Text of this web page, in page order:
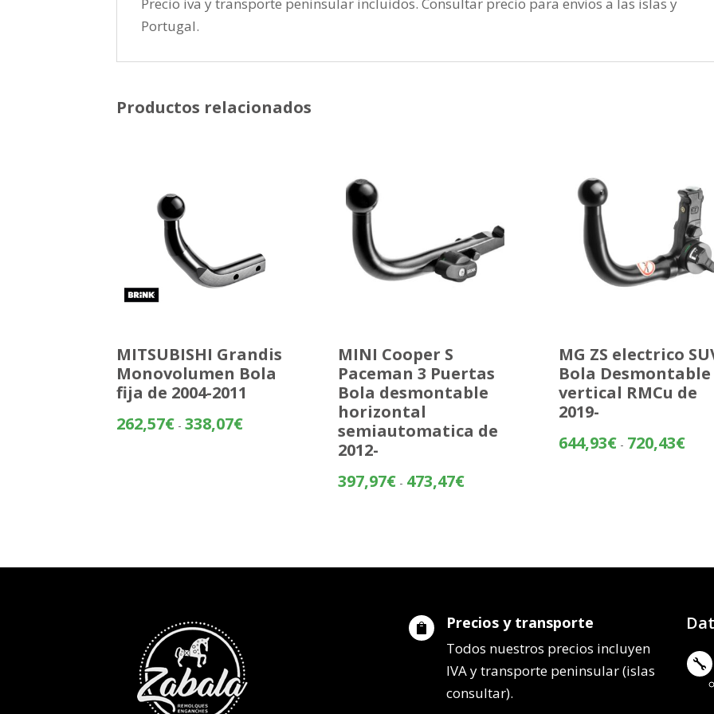
Portugal.
Productos relacionados
MITSUBISHI Grandis
Monovolumen Bola
fija de 2004-2011
262,57€ - 338,07€Rango
MINI Cooper S
Paceman 3 Puertas
Bola desmontable
horizontal
semiautomatica de
2012-
397,97€ - 473,47€Rango
hasta
MG ZS electrico
Bola Desmontable
vertical RMCu de
2019-
644,93€ - 720,43€
 Precios y transporte
Todos nuestros precios incluyen
IVA y transporte peninsular (islas
consultar).
